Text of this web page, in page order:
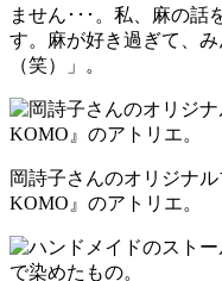
ません･･･。私、麻の話
す。麻が好き過ぎて、
（笑）」。
岡詩子さんのオリジナ
KOMO』のアトリエ。